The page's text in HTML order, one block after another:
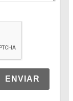
ENVIAR